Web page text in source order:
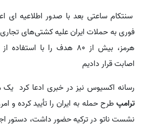
سنتکام ساعتی بعد با صدور اطلاعیه ای
فوری به حملات ایران علیه کشتی‌های تجاری
هرمز، بیش از ۸۰ هدف را با
اصابت قرار دادیم
رسانه اکسیوس نیز در خبری ادعا کرد یک
ترامپطرح حمله به ایران را تأیید کرده و
نشست ناتو در ترکیه حضور داشت، دستور